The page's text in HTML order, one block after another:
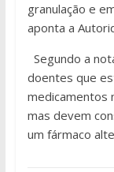
granulação e
aponta a
Segundo a
doentes que
medicamentos
mas devem
um fármaco